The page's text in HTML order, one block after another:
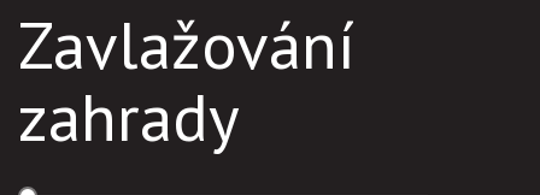
Zavlažování
zahrady